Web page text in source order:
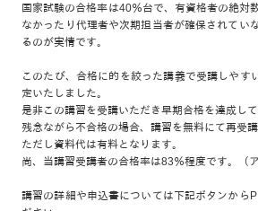
国家試験の合格率は40％台で、有資格者の絶対
なかったり代理者や次期担当者が確保されてい
るのが実情です。
このたび、合格に的を絞った講義で受講しやす
定いたしました。
是非この講習を受講いただき早期合格を達成して
残念ながら不合格の場合、講習を無料にて再受講
ただし資料代は有料となります。
尚、当講習受講者の合格率は83％程度です。（
講習の詳細や申込書については下記ボタンから